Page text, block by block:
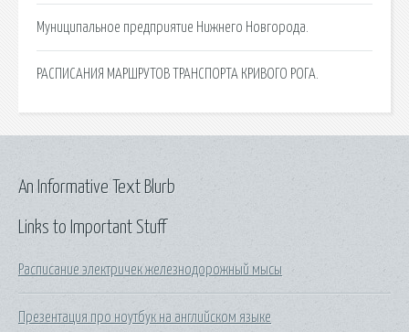
Муниципальное предприятие Нижнего Новгорода.
РАСПИСАНИЯ МАРШРУТОВ ТРАНСПОРТА КРИВОГО РОГА.
Links to Important Stuff
Расписание электричек железнодорожный мысы
Презентация про ноутбук на английском языке
An Informative Text Blurb